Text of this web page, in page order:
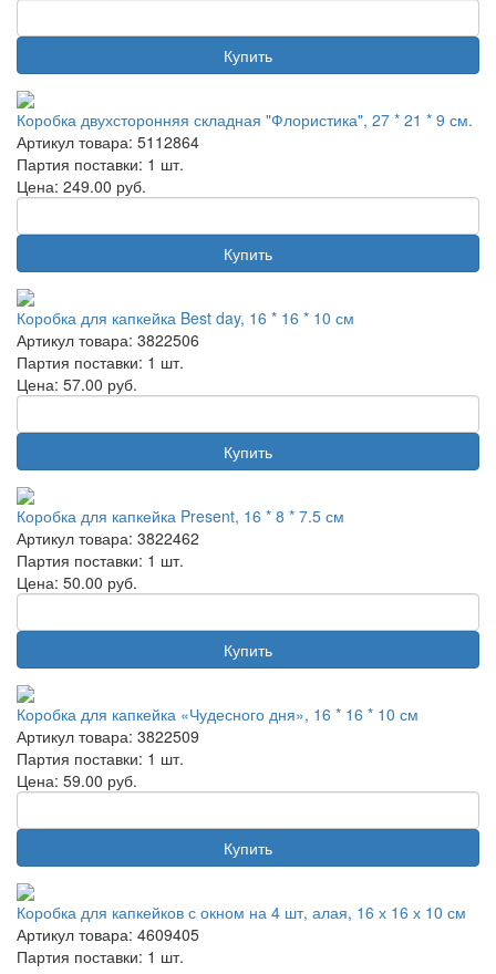
Купить
Коробка двухсторонняя складная "Флористика", 27 * 21 * 9 см.
Артикул товара: 5112864
Партия поставки: 1 шт.
Цена: 249.00 руб.
Купить
Коробка для капкейка Best day, 16 * 16 * 10 см
Артикул товара: 3822506
Партия поставки: 1 шт.
Цена: 57.00 руб.
Купить
Коробка для капкейка Present, 16 * 8 * 7.5 см
Артикул товара: 3822462
Партия поставки: 1 шт.
Цена: 50.00 руб.
Купить
Коробка для капкейка «Чудесного дня», 16 * 16 * 10 см
Артикул товара: 3822509
Партия поставки: 1 шт.
Цена: 59.00 руб.
Купить
Коробка для капкейков с окном на 4 шт, алая, 16 х 16 х 10 см
Артикул товара: 4609405
Партия поставки: 1 шт.